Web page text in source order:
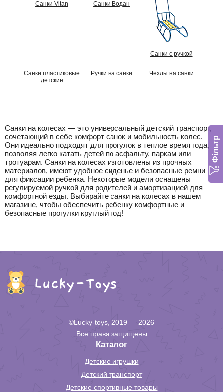
Фільтр
Санки Vitan Санки Водан
Санки с ручкой
Санки пластиковые
детские
Ручки на санки Чехлы на санки
Санки на колесах — это универсальный детский транспорт,
сочетающий в себе комфорт санок и мобильность колес.
Они идеально подходят для прогулок в теплое время года,
позволяя легко катать детей по асфальту, паркам или
тротуарам. Санки на колесах изготовлены из прочных
материалов, имеют удобное сиденье и безопасные ремни
для фиксации ребенка. Некоторые модели оснащены
регулируемой ручкой для родителей и амортизацией для
комфортной езды. Выбирайте санки на колесах в нашем
магазине, чтобы обеспечить ребенку комфортные и
безопасные прогулки круглый год!
©Lucky-toys, 2019 — 2026
Все права защищены
Каталог
Детские игрушки
Детский транспорт
Детские спортивные товары